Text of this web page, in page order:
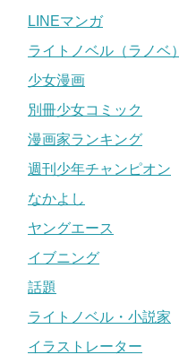
LINEマンガ
ライトノベル（ラノベ）
少女漫画
別冊少女コミック
漫画家ランキング
週刊少年チャンピオン
なかよし
ヤングエース
イブニング
話題
ライトノベル・小説家
イラストレーター